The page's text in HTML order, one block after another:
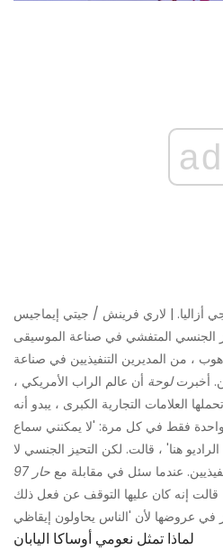
ad
أزاليا. | لاري فرينش / جيتي إيماجيس
الجنسي المتفشي في صناعة الموسيقى
، من المديرين التنفيذيين في صناعة
أخبرتلوحة أن عالم الراب الأمريكي ،
العلامات التجارية الكبرى ، يبدو أنه
فقط في كل مرة: 'لا يمكنني سماع
هنا' ، قالت. لكن التحيز الجنسي لا
عندما سئل في مقابلة مع حار 97
إنه كان عليها التوقف عن فعل ذلك
لماذا تمثل نعومي أوساكا اليابان